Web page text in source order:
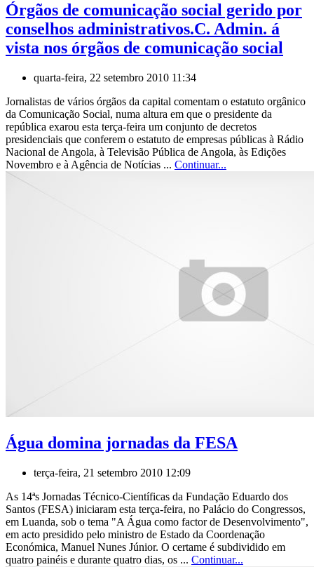
Órgãos de comunicação social gerido por
conselhos administrativos.C. Admin. á
vista nos órgãos de comunicação social
quarta-feira, 22 setembro 2010 11:34
Jornalistas de vários órgãos da capital comentam o estatuto orgânico
da Comunicação Social, numa altura em que o presidente da
república exarou esta terça-feira um conjunto de decretos
presidenciais que conferem o estatuto de empresas públicas à Rádio
Nacional de Angola, à Televisão Pública de Angola, às Edições
Novembro e à Agência de Notícias ... Continuar...
Água domina jornadas da FESA
terça-feira, 21 setembro 2010 12:09
As 14ªs Jornadas Técnico-Científicas da Fundação Eduardo dos
Santos (FESA) iniciaram esta terça-feira, no Palácio do Congressos,
em Luanda, sob o tema "A Água como factor de Desenvolvimento",
em acto presidido pelo ministro de Estado da Coordenação
Económica, Manuel Nunes Júnior. O certame é subdividido em
quatro painéis e durante quatro dias, os ... Continuar...